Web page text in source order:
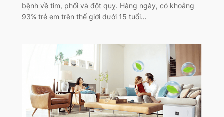
bệnh về tim, phổi và đột quỵ. Hàng ngày, có khoảng
93% trẻ em trên thế giới dưới 15 tuổi…